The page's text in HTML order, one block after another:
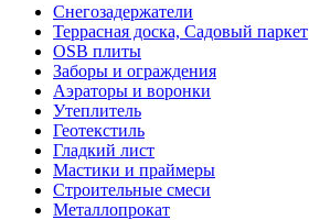
Снегозадержатели
Террасная доска, Садовый паркет
OSB плиты
Заборы и ограждения
Аэраторы и воронки
Утеплитель
Геотекстиль
Гладкий лист
Мастики и праймеры
Строительные смеси
Металлопрокат